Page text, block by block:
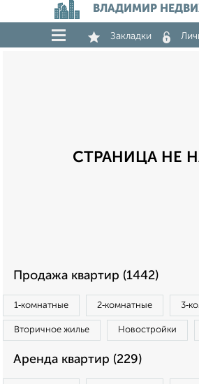
ВЛАДИМИР
Закладки
СТРАНИЦА НЕ
Продажа квартир (1442)
1‑комнатные 2‑комнатные
Вторичное жилье Новостройки
Аренда квартир (229)